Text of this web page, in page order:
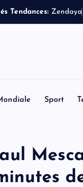
Tendances: Zendaya
Sport